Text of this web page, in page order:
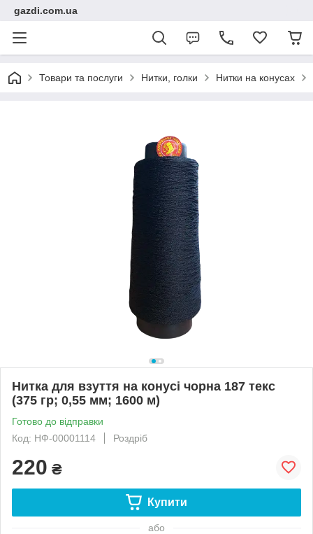
gazdi.com.ua
Товари та послуги Нитки, голки Нитки на конусах
Нитка для взуття на конусі чорна 187 текс
(375 гр; 0,55 мм; 1600 м)
Готово до відправки
Код: НФ-00001114
Роздріб
220 ₴
Купити
або